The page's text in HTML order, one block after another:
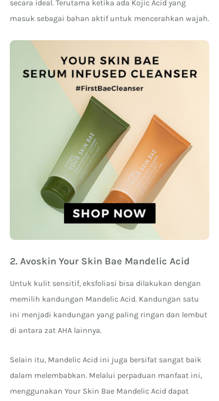
secara ideal. Terutama ketika ada Kojic Acid yang
masuk sebagai bahan aktif untuk mencerahkan wajah.
2. Avoskin Your Skin Bae Mandelic Acid
Untuk kulit sensitif, eksfoliasi bisa dilakukan dengan
memilih kandungan Mandelic Acid. Kandungan satu
ini menjadi kandungan yang paling ringan dan lembut
di antara zat AHA lainnya.
Selain itu, Mandelic Acid ini juga bersifat sangat baik
dalam melembabkan. Melalui perpaduan manfaat ini,
menggunakan Your Skin Bae Mandelic Acid dapat